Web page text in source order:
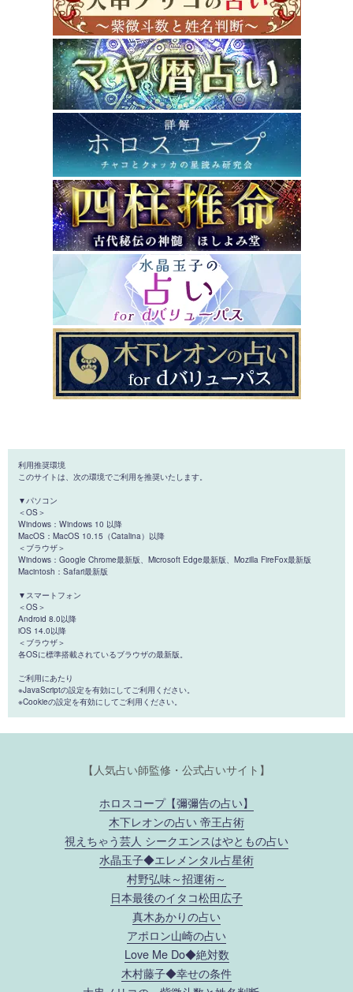
利用推奨環境
このサイトは、次の環境でご利用を推奨いたします。
▼パソコン
＜OS＞
Windows：Windows 10 以降
MacOS：MacOS 10.15（Catalina）以降
＜ブラウザ＞
Windows：Google Chrome最新版、Microsoft Edge最新版、Mozilla FireFox最新版
Macintosh：Safari最新版
▼スマートフォン
＜OS＞
Android 8.0以降
iOS 14.0以降
＜ブラウザ＞
各OSに標準搭載されているブラウザの最新版。
ご利用にあたり
※JavaScriptの設定を有効にしてご利用ください。
※Cookieの設定を有効にしてご利用ください。
【人気占い師監修・公式占いサイト】
ホロスコープ【彌彌告の占い】
木下レオンの占い 帝王占術
視えちゃう芸人 シークエンスはやともの占い
水晶玉子◆エレメンタル占星術
村野弘味～招運術～
日本最後のイタコ松田広子
真木あかりの占い
アポロン山崎の占い
Love Me Do◆絶対数
木村藤子◆幸せの条件